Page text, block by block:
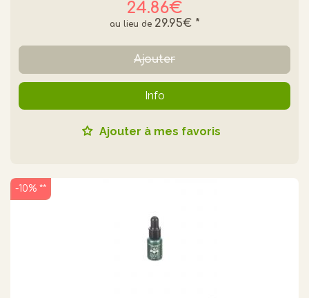
24.86€
29.95€ *
Ajouter
Info
Ajouter à mes favoris
-10% **